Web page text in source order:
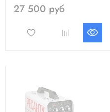
27 500 руб